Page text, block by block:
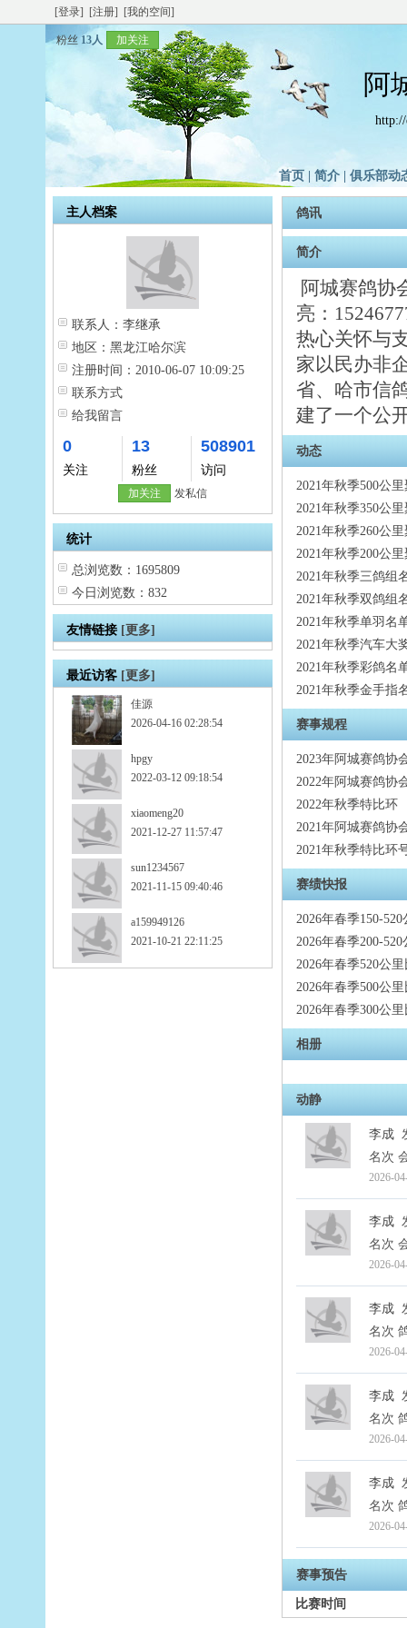
[登录] [注册] [我的空间]
粉丝 13人 加关注
阿
http://
首页 简介 俱乐部动
主人档案
联系人： 李继承
地区： 黑龙江哈尔滨
注册时间： 2010-06-07 10:09:25
联系方式
给我留言
0
关注
13
粉丝
508901
访问
加关注 发私信
统计
总浏览数：1695809
今日浏览数：832
友情链接 [更多]
最近访客 [更多]
佳源
2026-04-16 02:28:54
hpgy
2022-03-12 09:18:54
xiaomeng20
2021-12-27 11:57:47
sun1234567
2021-11-15 09:40:46
a159949126
2021-10-21 22:11:25
鸽讯
简介
阿城赛鸽
亮：
热心关怀与
家以民办非
省、哈市信
建了一个公
动态
2021年秋季500公
2021年秋季350公
2021年秋季260公
2021年秋季200公
2021年秋季三鸽组
2021年秋季双鸽组
2021年秋季单羽名
2021年秋季汽车大
2021年秋季彩鸽名
2021年秋季金手指
赛事规程
2023年阿城赛鸽协
2022年阿城赛鸽协
2022年秋季特比环
2021年阿城赛鸽协
2021年秋季特比环
赛绩快报
2026年春季150-
2026年春季200-
2026年春季520公
2026年春季500公
2026年春季300公
相册
动静
李成
名次
2026-
李成
名次
2026-
李成
名次
2026-
李成
名次
2026-
李成
名次
2026-
赛事预告
比赛时间